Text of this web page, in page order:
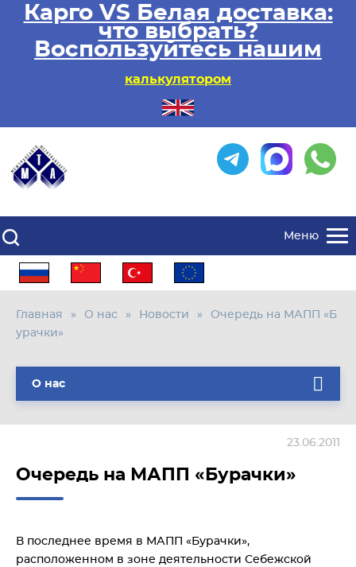
Карго VS Белая доставка:
что выбрать?
Воспользуйтесь нашим
калькулятором
Меню
Главная О нас Новости
Очередь на МАПП «Б
урачки»
О нас
Очередь на МАПП «Бурачки»
23.06.2011
В последнее время в МАПП «Бурачки»,
расположенном в зоне деятельности Себежской